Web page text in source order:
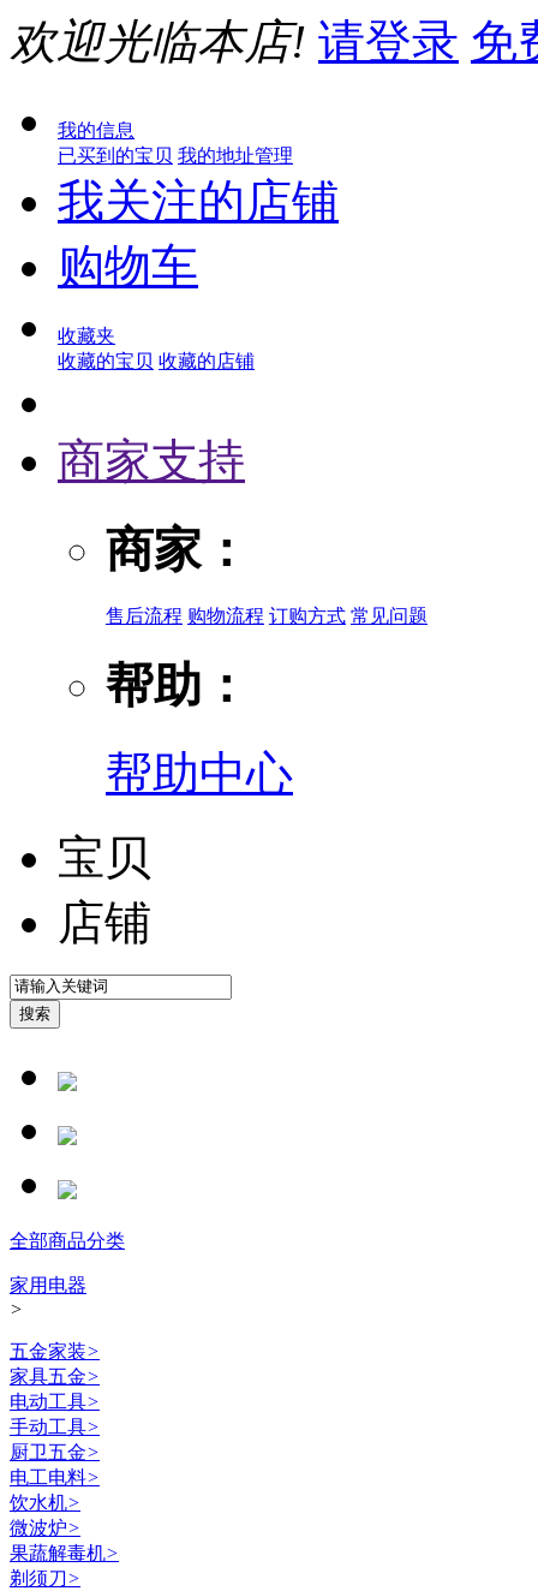
欢迎光临本店! 请登录 免
我的信息
已买到的宝贝 我的地址管理
我关注的店铺
购物车
收藏夹
收藏的宝贝 收藏的店铺
商家支持
商家：
售后流程 购物流程 订购方式 常见问题
帮助：
帮助中心
宝贝
店铺
全部商品分类
家用电器
>
五金家装>
家具五金>
电动工具>
手动工具>
厨卫五金>
电工电料>
饮水机>
微波炉>
果蔬解毒机>
剃须刀>